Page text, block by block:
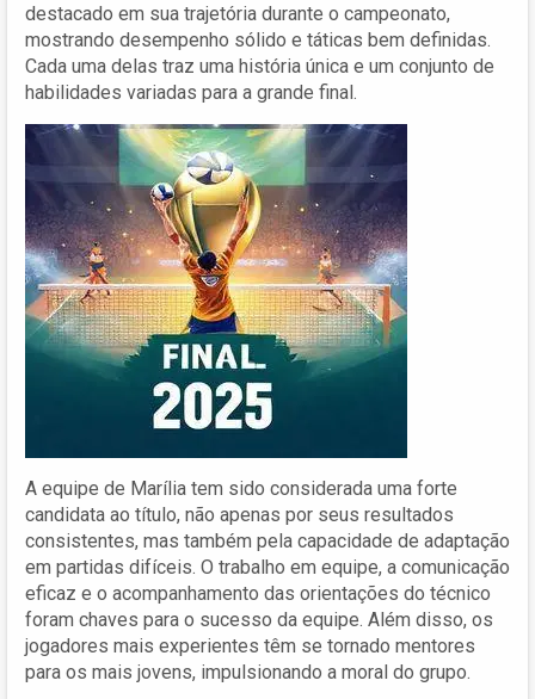
destacado em sua trajetória durante o campeonato,
mostrando desempenho sólido e táticas bem definidas.
Cada uma delas traz uma história única e um conjunto de
habilidades variadas para a grande final.
A equipe de Marília tem sido considerada uma forte
candidata ao título, não apenas por seus resultados
consistentes, mas também pela capacidade de adaptação
em partidas difíceis. O trabalho em equipe, a comunicação
eficaz e o acompanhamento das orientações do técnico
foram chaves para o sucesso da equipe. Além disso, os
jogadores mais experientes têm se tornado mentores
para os mais jovens, impulsionando a moral do grupo.